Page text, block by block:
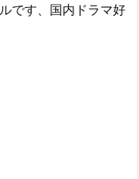
です、国内ドラマ好